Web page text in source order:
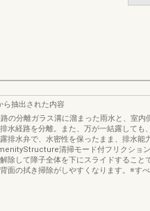
ら抽出された内容
の分離ガラス溝に溜まった雨水と、室内
水経路を分離。また、万が一結露しても
排水弁で、水密性を保ったまま、排水能
清掃モード付フリクション
除して障子全体を下にスライドすること
面の拭き掃除がしやすくなります。※す